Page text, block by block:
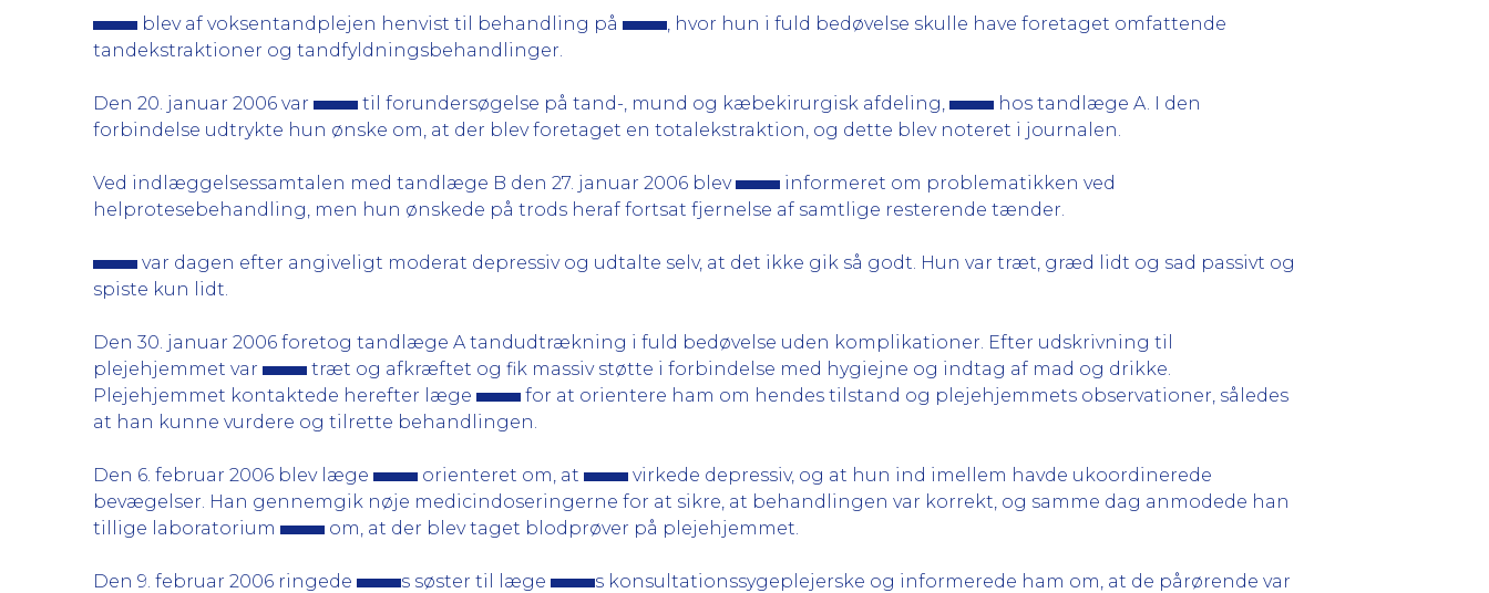
blev af voksentandplejen henvist til behandling på
, hvor hun i fuld bedøvelse skulle have foretaget omfattende
tandekstraktioner og tandfyldningsbehandlinger.
Den 20. januar 2006 var til forundersøgelse på tand-, mund og kæbekirurgisk afdeling,
hos tandlæge A. I den
forbindelse udtrykte hun ønske om, at der blev foretaget en totalekstraktion, og dette blev noteret i journalen.
Ved indlæggelsessamtalen med tandlæge B den 27. januar 2006 blev
informeret om problematikken ved
helprotesebehandling, men hun ønskede på trods heraf fortsat fjernelse af samtlige resterende tænder.
var dagen efter angiveligt moderat depressiv og udtalte selv, at det ikke gik så godt. Hun var træt, græd lidt og sad passivt og
spiste kun lidt.
Den 30. januar 2006 foretog tandlæge A tandudtrækning i fuld bedøvelse uden komplikationer. Efter udskrivning til
plejehjemmet var
træt og afkræftet og fik massiv støtte i forbindelse med hygiejne og indtag af mad og drikke.
Plejehjemmet kontaktede herefter læge
for at orientere ham om hendes tilstand og plejehjemmets observationer, således
at han kunne vurdere og tilrette behandlingen.
Den 6. februar 2006 blev læge orienteret om, at
virkede depressiv, og at hun ind imellem havde ukoordinerede
bevægelser. Han gennemgik nøje medicindoseringerne for at sikre, at behandlingen var korrekt, og samme dag anmodede han
tillige laboratorium
om, at der blev taget blodprøver på plejehjemmet.
Den 9. februar 2006 ringede s søster til læge
s konsultationssygeplejerske og informerede ham om, at de pårørende var